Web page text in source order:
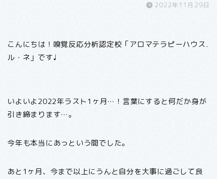
2022年11月29日
こんにちは！嗅覚反応分析認定校「アロマテラピーハウス.
ル・ネ」です♩
いよいよ2022年ラスト1ヶ月…！言葉にすると何だか身が
引き締まります…。
今年も本当にあっという間でした。
あと1ヶ月、今まで以上にうんと自分を大事に過ごして良